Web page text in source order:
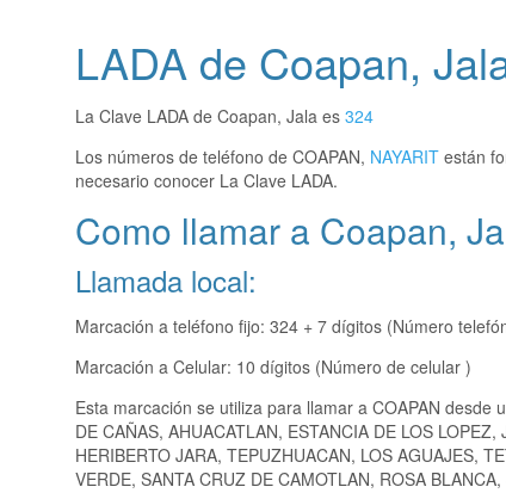
LADA de Coapan,
La Clave LADA de Coapan, Jala es 324
Los números de teléfono de COAPAN, NAYARIT están
necesario conocer La Clave LADA.
Como llamar a Coapan,
Llamada local:
Marcación a teléfono fijo: 324 + 7 dígitos (Número
Marcación a Celular: 10 dígitos (Número de celular )
Esta marcación se utiliza para llamar a COAPAN desde
DE CAÑAS, AHUACATLAN, ESTANCIA DE LOS
HERIBERTO JARA, TEPUZHUACAN, LOS AGUAJES,
VERDE, SANTA CRUZ DE CAMOTLAN, ROSA